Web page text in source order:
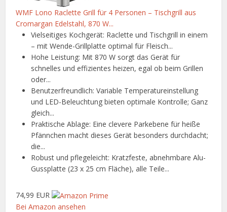
WMF Lono Raclette Grill für 4 Personen – Tischgrill aus
Cromargan Edelstahl, 870 W...
Vielseitiges Kochgerät: Raclette und Tischgrill in einem
– mit Wende-Grillplatte optimal für Fleisch...
Hohe Leistung: Mit 870 W sorgt das Gerät für
schnelles und effizientes heizen, egal ob beim Grillen
oder...
Benutzerfreundlich: Variable Temperatureinstellung
und LED-Beleuchtung bieten optimale Kontrolle; Ganz
gleich...
Praktische Ablage: Eine clevere Parkebene für heiße
Pfännchen macht dieses Gerät besonders durchdacht;
die...
Robust und pflegeleicht: Kratzfeste, abnehmbare Alu-
Gussplatte (23 x 25 cm Fläche), alle Teile...
74,99 EUR
Bei Amazon ansehen